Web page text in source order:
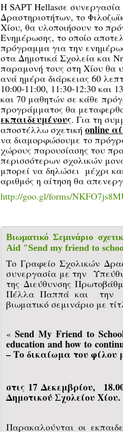
Η SAPT Hellasσε
Δραστηριοτήτων, το
Χίου, θα υλοποιήσουν το
Ενημέρωσης, το οποίο
πρόγραμμα για την
στα Δημοτικά Σχολεία και
παραμονή τους στη Χίου θα
ανά ημέρα διάρκειας 60
10:00-11:00, 11:30-12:30 και
και 70 μαθητών σε κάθε
προγράμματος θα
εκπαιδευμένους. Για τη
αποστέλλω σχετική online
να διαμορφώσουμε το
χώρους παρουσίασης του
περισσότερων σχολικών
μπορεί να δηλώσει μέχρι
αριθμός η αίτηση θα
http://goo.gl/forms/
Βιωματικό Σεμινάριο
Aid "Send my friend to
Tο Γραφείο Σχολικών
συνεργασία με την
της Διεύθυνσης
Πέλλα Παππά και την
βιωματικό σεμινάριο με
«Send My Friend to
education and how to
–Το δικαίωμα του φίλου
στις 17 Δεκεμβρίου,
Δημοτικού Σχολείου Χίου.
Παρακαλούνται οι